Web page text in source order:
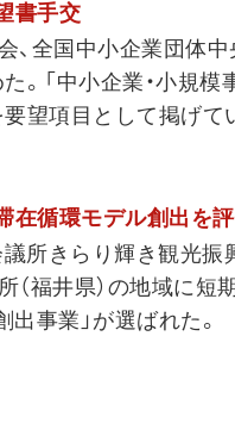
書手交
、全国中小企業団体
。「中小企業・小規模
望項目として掲げて
在循環モデル創出を
所きらり輝き観光振
福井県）の地域に短
事業」が選ばれた。